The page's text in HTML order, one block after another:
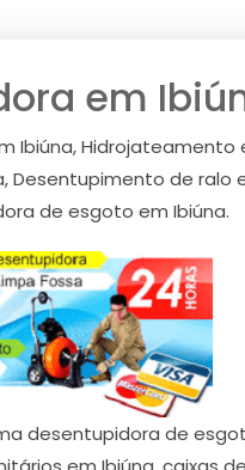
em
Hidrojateamento
de
de esgoto em Ibiúna.
desentupidora de